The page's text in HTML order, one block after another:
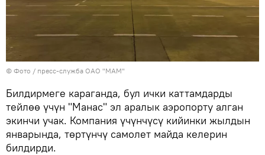
© Фото / пресс-служба ОАО "МАМ"
Билдирмеге караганда, бул ички каттамдарды
тейлөө үчүн "Манас" эл аралык аэропорту алган
экинчи учак. Компания үчүнчүсү кийинки жылдын
январында, төртүнчү самолет майда келерин
билдирди.